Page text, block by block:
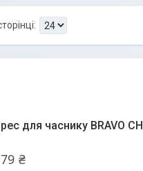
для часнику BRAVO
₴